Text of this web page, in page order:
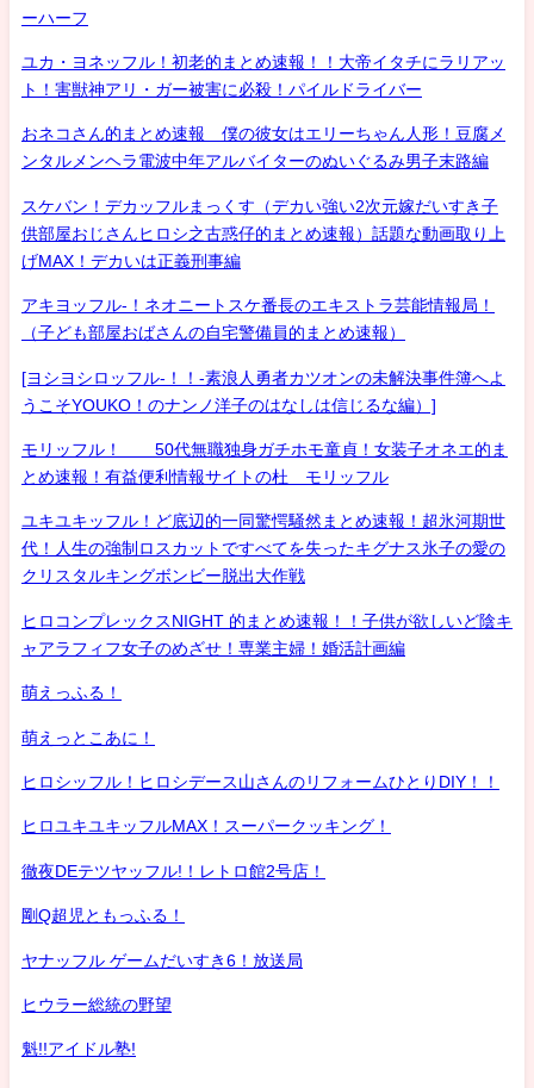
ーハーフ
ユカ・ヨネッフル！初老的まとめ速報！！大帝イタチにラリアッ
ト！害獣神アリ・ガー被害に必殺！パイルドライバー
おネコさん的まとめ速報 僕の彼女はエリーちゃん人形！豆腐メ
ンタルメンヘラ電波中年アルバイターのぬいぐるみ男子末路編
スケバン！デカッフルまっくす（デカい強い2次元嫁だいすき子
供部屋おじさんヒロシ之古惑仔的まとめ速報）話題な動画取り上
げMAX！デカいは正義刑事編
アキヨッフル-！ネオニートスケ番長のエキストラ芸能情報局！
（子ども部屋おばさんの自宅警備員的まとめ速報）
[ヨシヨシロッフル-！！-素浪人勇者カツオンの未解決事件簿へよ
うこそYOUKO！のナンノ洋子のはなしは信じるな編）]
モリッフル！ 50代無職独身ガチホモ童貞！女装子オネエ的ま
とめ速報！有益便利情報サイトの杜 モリッフル
ユキユキッフル！ど底辺的一同驚愕騒然まとめ速報！超氷河期世
代！人生の強制ロスカットですべてを失ったキグナス氷子の愛の
クリスタルキングボンビー脱出大作戦
ヒロコンプレックスNIGHT 的まとめ速報！！子供が欲しいど陰キ
ャアラフィフ女子のめざせ！専業主婦！婚活計画編
萌えっふる！
萌えっとこあに！
ヒロシッフル！ヒロシデース山さんのリフォームひとりDIY！！
ヒロユキユキッフルMAX！スーパークッキング！
徹夜DEテツヤッフル!！レトロ館2号店！
剛Q超児ともっふる！
ヤナッフル ゲームだいすき6！放送局
ヒウラー総統の野望
魁!!アイドル塾!